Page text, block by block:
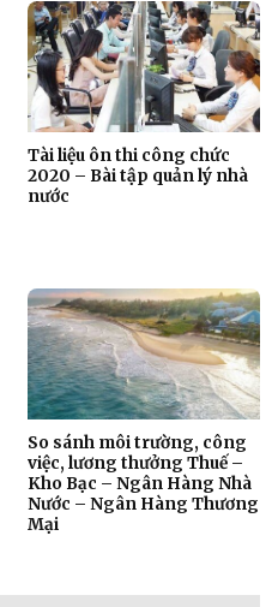
Tài liệu ôn thi công chức
2020 – Bài tập quản lý nhà
nước
So sánh môi trường, công
việc, lương thưởng Thuế –
Kho Bạc – Ngân Hàng Nhà
Nước – Ngân Hàng Thương
Mại